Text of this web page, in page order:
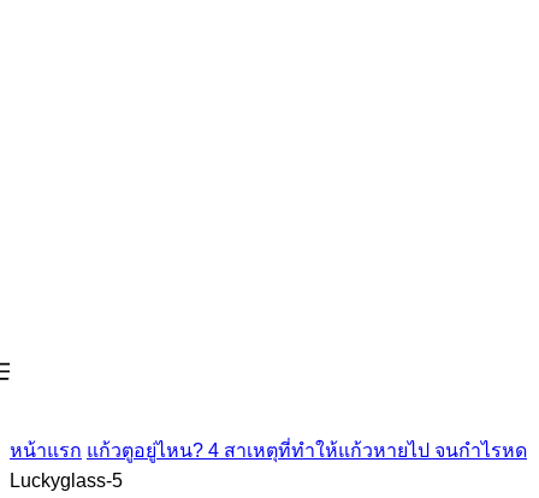
หน้าแรก แก้วตูอยู่ไหน? 4 สาเหตุที่ทำให้แก้วหายไป จนกำไรหด
Luckyglass-5